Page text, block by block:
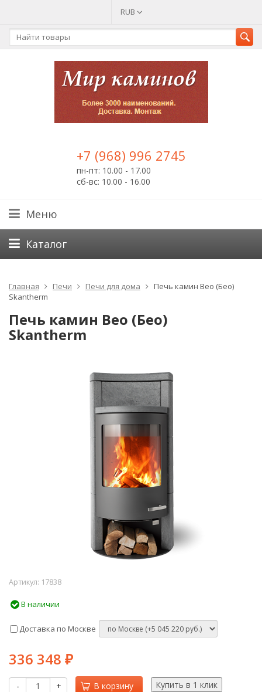
RUB
+7 (968) 996 2745
пн-пт: 10.00 - 17.00
сб-вс: 10.00 - 16.00
Меню
Каталог
Главная Печи Печи для дома
Печь камин Beo (Бео)
Skantherm
Печь камин Beo (Бео)
Skantherm
Артикул: 17838
В наличии
Доставка по Москве
336 348 ₽
- + В корзину